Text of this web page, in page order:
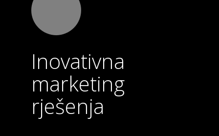
Inovativna
marketing
rješenja